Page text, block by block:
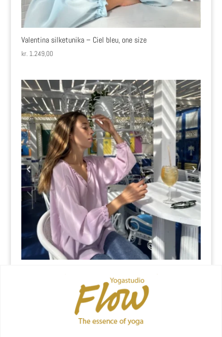
Valentina silketunika – Ciel bleu, one size
kr. 1.249,00
Valentina Silketunika – Rose de rose, one size